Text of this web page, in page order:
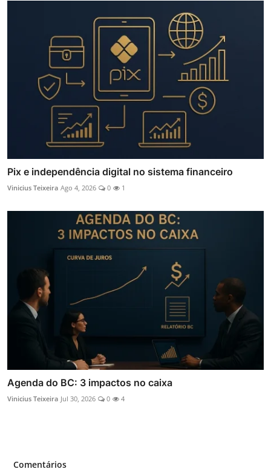
Pix e independência digital no sistema financeiro
Vinicius Teixeira Ago 4, 2026 0 1
Agenda do BC: 3 impactos no caixa
Vinicius Teixeira Jul 30, 2026 0 4
Comentários